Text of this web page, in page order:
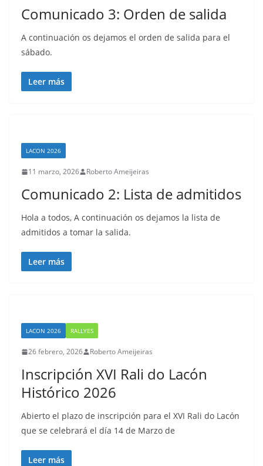
Comunicado 3: Orden de salida
A continuación os dejamos el orden de salida para el
sábado.
Leer más
LACON 2026
11 marzo, 2026 Roberto Ameijeiras
Comunicado 2: Lista de admitidos
Hola a todos, A continuación os dejamos la lista de
admitidos a tomar la salida.
Leer más
LACON 2026 RALLYES
26 febrero, 2026 Roberto Ameijeiras
Inscripción XVI Rali do Lacón
Histórico 2026
Abierto el plazo de inscripción para el XVI Rali do Lacón
que se celebrará el día 14 de Marzo de
Leer más